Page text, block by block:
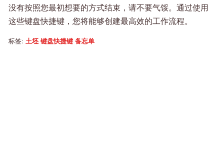
没有按照您最初想要的方式结束，请不要气馁。通过使用
这些键盘快捷键，您将能够创建最高效的工作流程。
标签: 土坯 键盘快捷键 备忘单